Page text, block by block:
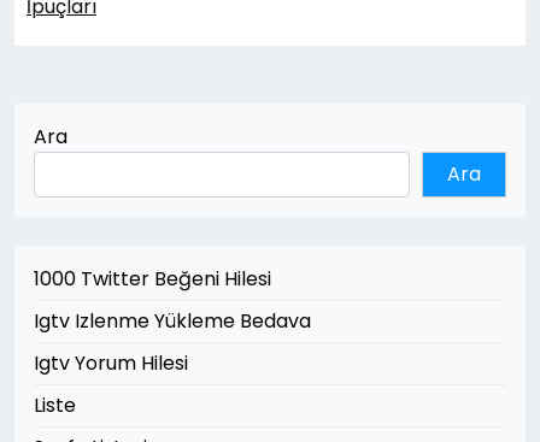
İpuçları
Ara
Ara
1000 Twitter Beğeni Hilesi
Igtv Izlenme Yükleme Bedava
Igtv Yorum Hilesi
Liste